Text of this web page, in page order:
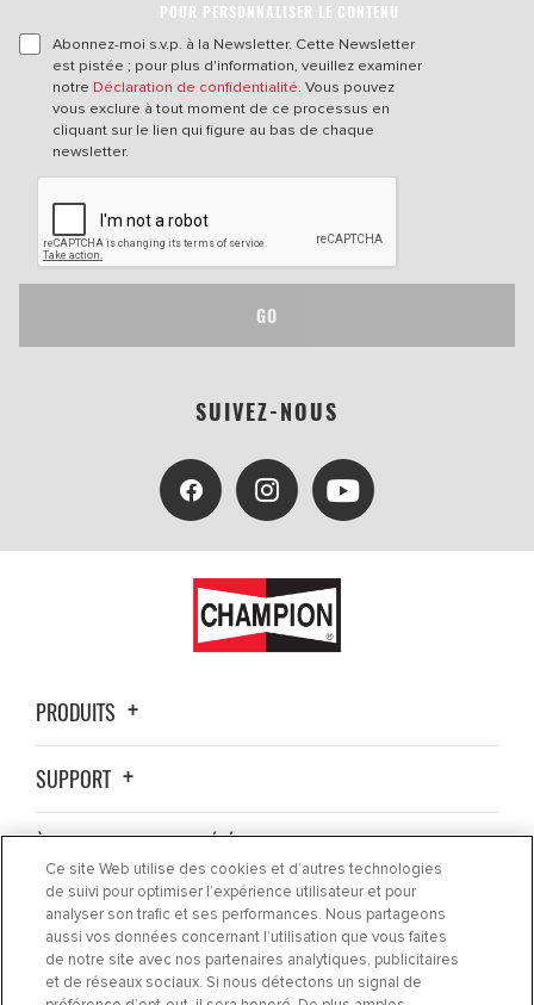
POUR PERSONNALISER LE CONTENU
Abonnez-moi s.v.p. à la Newsletter. Cette Newsletter
est pistée ; pour plus d'information, veuillez examiner
notre Déclaration de confidentialité. Vous pouvez
vous exclure à tout moment de ce processus en
cliquant sur le lien qui figure au bas de chaque
newsletter.
GO
SUIVEZ-NOUS
PRODUITS
SUPPORT
À PROPOS DE LA SOCIÉTÉ
OÙ ACHETER ?
ACTUALITÉS
Ce site Web utilise des cookies et d’autres technologies
de suivi pour optimiser l’expérience utilisateur et pour
analyser son trafic et ses performances. Nous partageons
aussi vos données concernant l’utilisation que vous faites
de notre site avec nos partenaires analytiques, publicitaires
et de réseaux sociaux. Si nous détectons un signal de